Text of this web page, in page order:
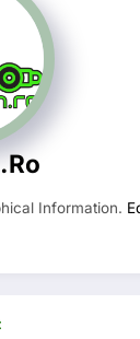
Information.